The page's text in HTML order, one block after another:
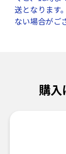
送となります
ない場合がご
購入